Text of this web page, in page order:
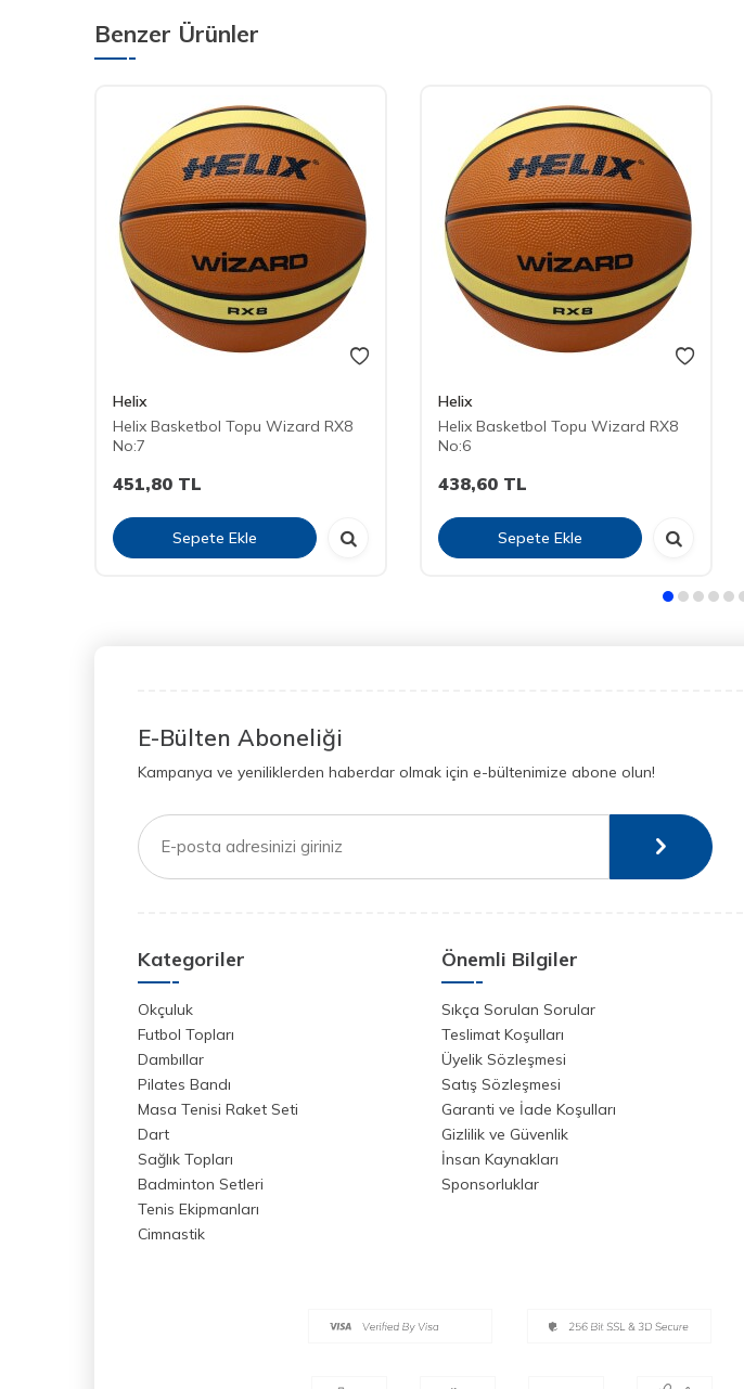
Benzer Ürünler
Helix
Helix Basketbol Topu Wizard RX8
No:7
451,80 TL
Sepete Ekle
Helix
Helix Basketbol Topu Wizard RX8
No:6
438,60 TL
Sepete Ekle
E-Bülten Aboneliği
Kampanya ve yeniliklerden haberdar olmak için e-bültenimize abone olun!
Kategoriler
Okçuluk
Futbol Topları
Dambıllar
Pilates Bandı
Masa Tenisi Raket Seti
Dart
Sağlık Topları
Badminton Setleri
Tenis Ekipmanları
Cimnastik
Önemli Bilgiler
Sıkça Sorulan Sorular
Teslimat Koşulları
Üyelik Sözleşmesi
Satış Sözleşmesi
Garanti ve İade Koşulları
Gizlilik ve Güvenlik
İnsan Kaynakları
Sponsorluklar